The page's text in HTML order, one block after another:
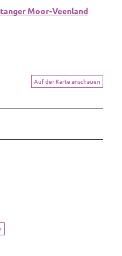
Moor-Veenland
Auf der Karte anschauen